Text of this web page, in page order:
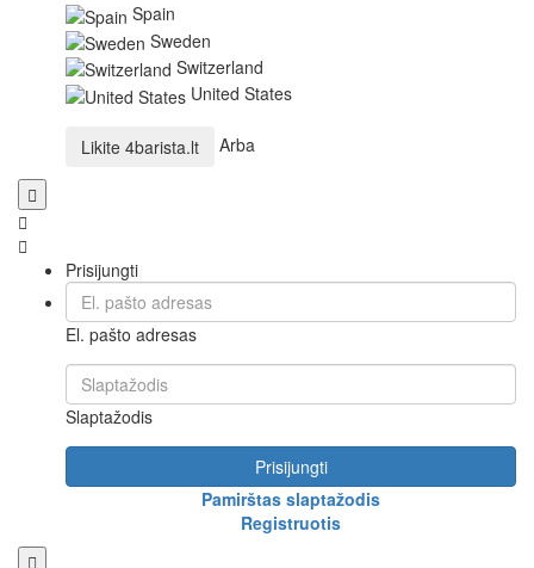
Spain
Sweden
Switzerland
United States
Likite 4barista.lt Arba
Prisijungti
El. pašto adresas
Slaptažodis
Prisijungti
Pamirštas slaptažodis
Registruotis